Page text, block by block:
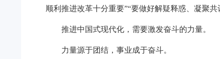
顺利推进改革十分重要”“要做好解疑释惑、凝聚
推进中国式现代化，需要激发奋斗的力量。
力量源于团结，事业成于奋斗。